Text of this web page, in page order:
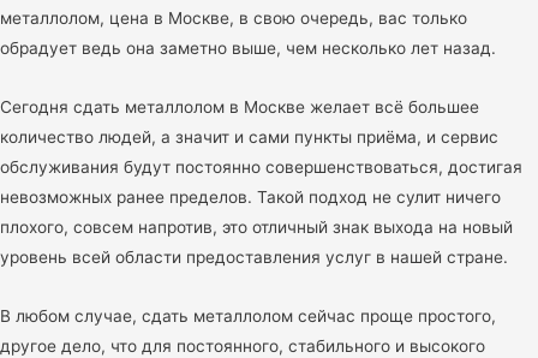
металлолом, цена в Москве, в свою очередь, вас только
обрадует ведь она заметно выше, чем несколько лет назад.
Сегодня сдать металлолом в Москве желает всё большее
количество людей, а значит и сами пункты приёма, и сервис
обслуживания будут постоянно совершенствоваться, достигая
невозможных ранее пределов. Такой подход не сулит ничего
плохого, совсем напротив, это отличный знак выхода на новый
уровень всей области предоставления услуг в нашей стране.
В любом случае, сдать металлолом сейчас проще простого,
другое дело, что для постоянного, стабильного и высокого